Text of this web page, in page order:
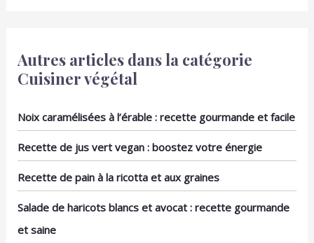
convives lors de toutes
vos réceptions. idéal
structure intelligente. Sa
forme ronde
de s empiler
parfaitement les unes
sur les autres, offrant
une solution de stockage
petites cuisines ou les
ÉCONOMIQUE DE 12
Autres articles dans la catégorie
Cuisiner végétal
Noix caramélisées à l’érable : recette gourmande et facile
Recette de jus vert vegan : boostez votre énergie
Recette de pain à la ricotta et aux graines
Salade de haricots blancs et avocat : recette gourmande
et saine